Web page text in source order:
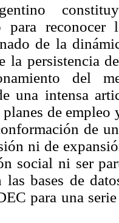
para reconocer
de la
la persistencia
del
una intensa
planes de
de
ni de
social ni ser
las bases de
para una